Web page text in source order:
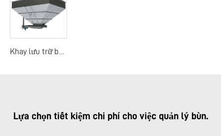
Khay lưu trữ bùn
Lựa chọn tiết kiệm chi phí cho việc quản lý bùn.